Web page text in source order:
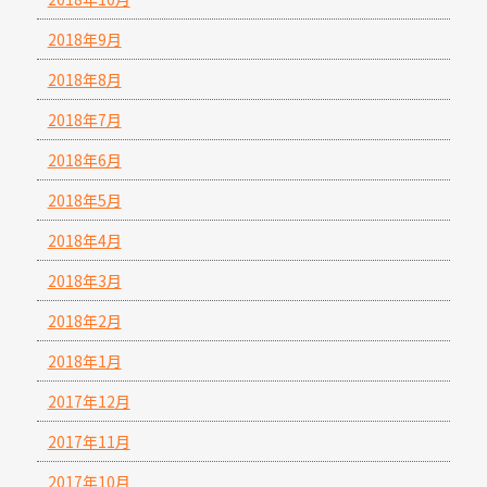
2018年9月
2018年8月
2018年7月
2018年6月
2018年5月
2018年4月
2018年3月
2018年2月
2018年1月
2017年12月
2017年11月
2017年10月